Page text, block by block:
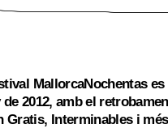
MallorcaNochentas
2012, amb el
Gratis, Interminables i